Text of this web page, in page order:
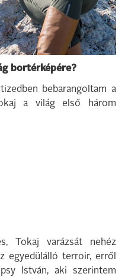
bortérképére?
bebarangoltam a
a világ első három
Tokaj varázsát nehéz
egyedülálló terroir, erről
István, aki szerintem